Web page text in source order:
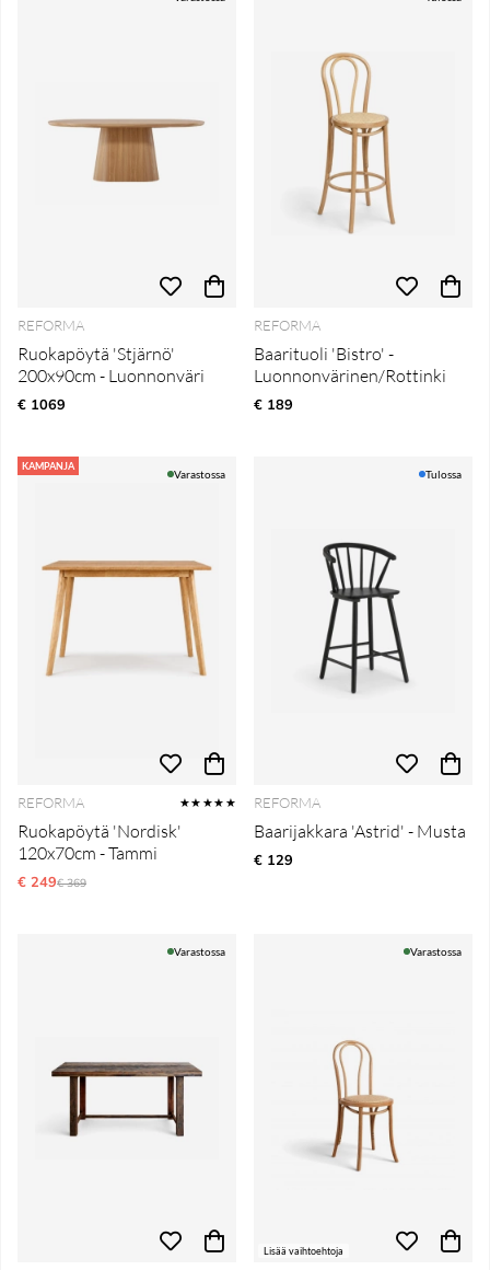
REFORMA
Ruokapöytä 'Stjärnö'
200x90cm - Luonnonväri
€ 1069
REFORMA
Baarituoli 'Bistro' -
Luonnonvärinen/Rottinki
€ 189
KAMPANJA
Varastossa
REFORMA ★★★★★
Ruokapöytä 'Nordisk'
120x70cm - Tammi
€ 249Normaali hinta
€ 369
Tulossa
REFORMA
Baarijakkara 'Astrid' - Musta
€ 129
Varastossa
Lisää vaihtoehtoja
Varastossa